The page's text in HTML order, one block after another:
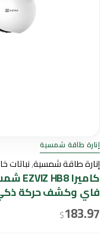
إنارة طاقة شمسية
إنارة طاقة شمسية,نباتات
فاي وكشف حركة
$183.97